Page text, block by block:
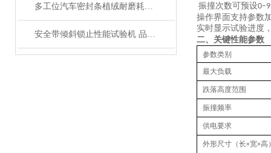
多工位汽车密封条植绒耐磨耗试验机 性能稳定 上海理涛
安全带倾斜锁止性能试验机 品质优良 上海理涛自动化科技有限公司
振撞次数可预设
操作界面支持参数
实时显示试验进度
二、关键性能参数
参数类别
最大负载
跌落高度范围
振撞频率
供电要求
外形尺寸（长×宽×高